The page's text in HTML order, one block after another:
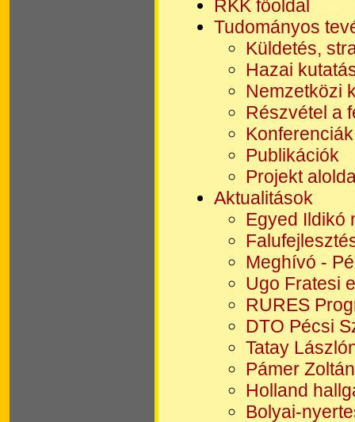
RKK főoldal
Tudományos
Küldetés,
Hazai
Nemzetközi
Részvétel a
Konferenciák
Publikációk
Projekt
Aktualitások
Egyed Ildikó
Meghívó -
Ugo Fratesi
RURES
DTO Pécsi
Tatay
Pámer
Holland
Bolyai-